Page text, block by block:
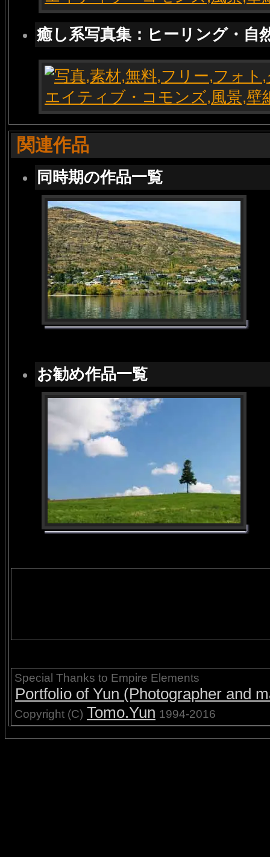
癒し系写真集：ヒーリング・自
関連作品
同時期の作品一覧
お勧め作品一覧
Special Thanks to Empire Elements
Portfolio of Yun (Photographer and
Copyright (C) Tomo.Yun 1994-2016